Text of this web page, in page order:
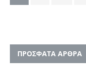
ΠΡΟΣΦΑΤΑ ΑΡΘΡΑ